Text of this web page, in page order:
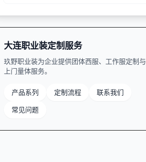
大连职业装定制服务
玖野职业装为企业提供团体西服、工作服定制与
上门量体服务。
产品系列 定制流程 联系我们
常见问题